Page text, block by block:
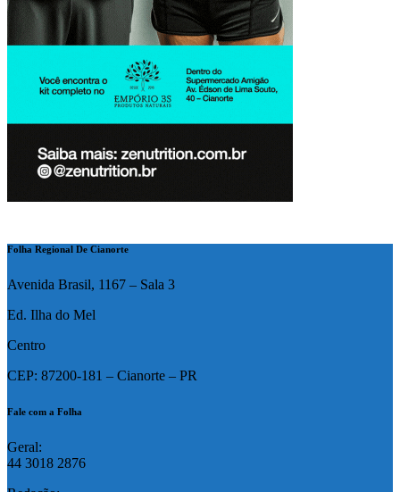
Folha Regional De Cianorte
Avenida Brasil, 1167 – Sala 3
Ed. Ilha do Mel
Centro
CEP: 87200-181 – Cianorte – PR
Fale com a Folha
Geral:
44 3018 2876